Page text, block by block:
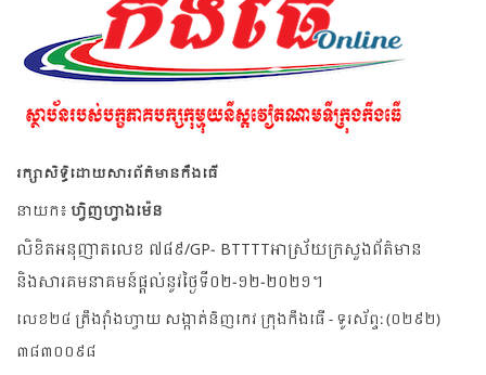
រក្សាសិទ្ធិដោយសារព័ត៌មានកឹងធើ
នាយក៖ ហ្វិញហ្វាងម៉េន
លិខិតអនុញាតលេខ ៧៨៩/GP- BTTTTអាស្រ័យក្រសួងព័ត៌មាន
និងសារគមនាគមន៍ផ្តល់នូវថ្ងៃទី០២-១២-២០២១។
លេខ២៤ ត្រឹងវ៉ាំងហ្វាយ សង្កាត់និញកេវ ក្រុងកឹងធើ - ទូរស័ព្ទ: (០២៩២)
៣៨៣០០៩៨